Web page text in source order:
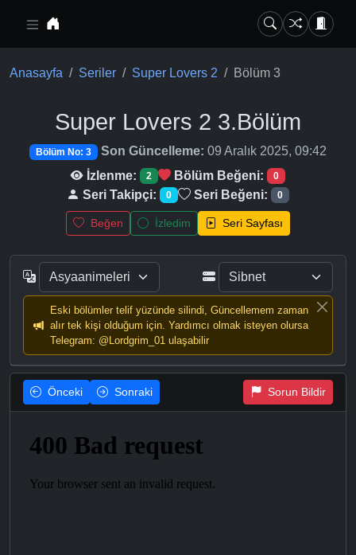
Anasayfa Seriler Super Lovers 2 Bölüm 3
Super Lovers 2 3.Bölüm
Bölüm No: 3 Son Güncelleme: 09 Aralık 2025, 09:42
İzlenme:
2 Bölüm Beğeni: 0
Seri Takipçi: 0 Seri Beğeni: 0
Beğen İzledim Seri Sayfası
Eski bölümler telif yüzünde silindi, Güncellemem zaman
alır tek kişi olduğum için. Yardımcı olmak isteyen olursa
Telegram: @Lordgrim_01 ulaşabilir
Önceki Sonraki Sorun Bildir